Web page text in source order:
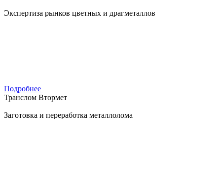
Экспертиза рынков цветных и драгметаллов
Подробнее
Транслом Втормет
Заготовка и переработка металлолома